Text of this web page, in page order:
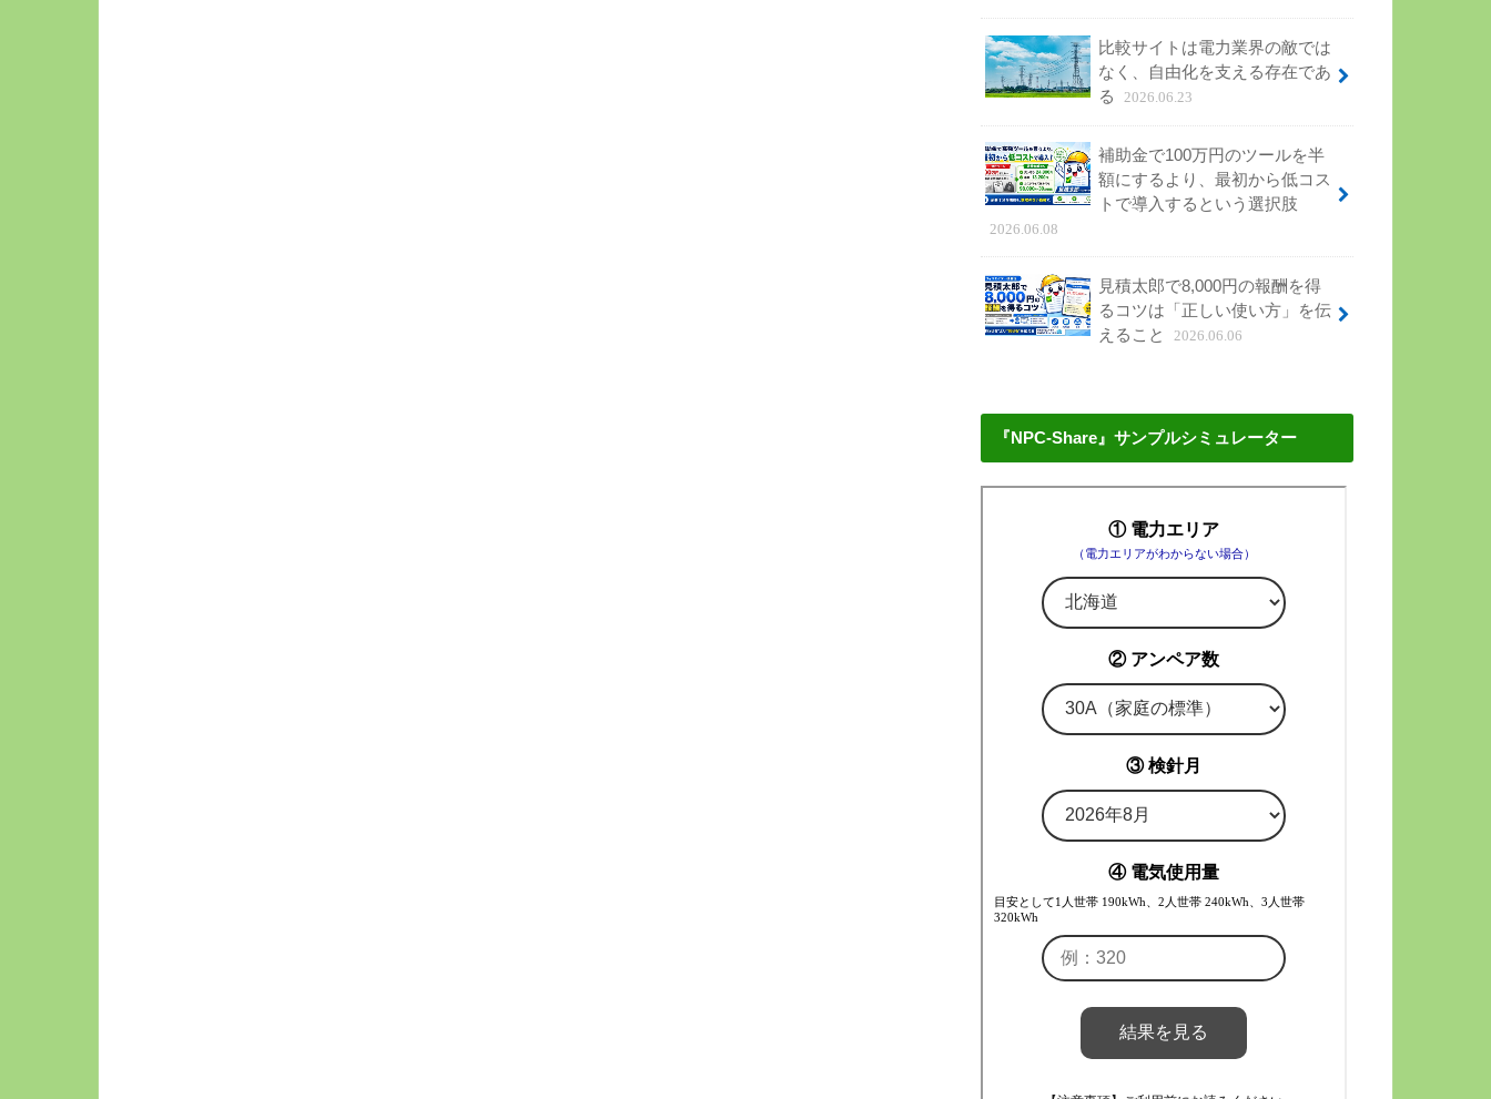
比較サイトは電力業界の敵では
なく、自由化を支える存在であ
る
2026.06.23
補助金で100万円のツールを半
額にするより、最初から低コス
トで導入するという選択肢
2026.06.08
見積太郎で8,000円の報酬を得
るコツは「正しい使い方」を伝
えること
2026.06.06
『NPC-Share』サンプルシミュレーター